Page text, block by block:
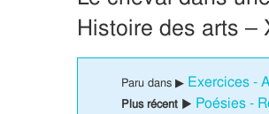
Histoire des arts –
Paru dans ▶ Exercices -
Plus récent ▶ Poésies -